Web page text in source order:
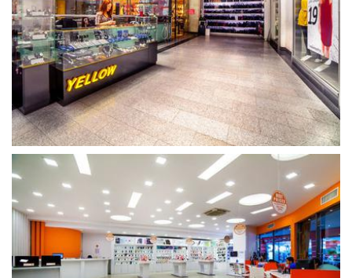
გახსნა